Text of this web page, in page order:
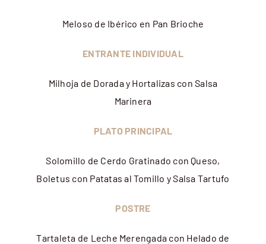
Meloso de Ibérico en Pan Brioche
ENTRANTE INDIVIDUAL
Milhoja de Dorada y Hortalizas con Salsa
Marinera
PLATO PRINCIPAL
Solomillo de Cerdo Gratinado con Queso,
Boletus con Patatas al Tomillo y Salsa Tartufo
POSTRE
Tartaleta de Leche Merengada con Helado de